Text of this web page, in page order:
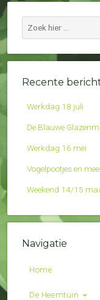
Recente
Werkdag 18 juli
De Blauwe
Werkdag 16 mei
Vogelpootjes en
Weekend 14/15
Navigatie
Home
De Heemtuin